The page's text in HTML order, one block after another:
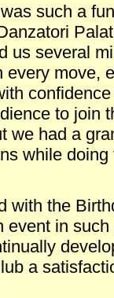
such a
us several
every move,
to join
we had a
while
with the
event in
a